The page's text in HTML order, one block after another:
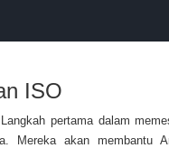
ISO
pertama dalam
Mereka akan membantu